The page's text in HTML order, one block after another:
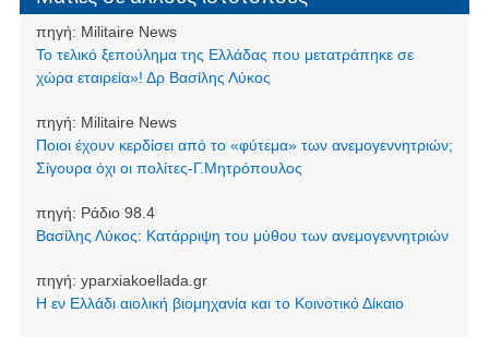
πηγή: Militaire News
Το τελικό ξεπούλημα της Ελλάδας που μετατράπηκε σε
χώρα εταιρεία»! Δρ Βασίλης Λύκος
πηγή: Militaire News
Ποιοι έχουν κερδίσει από το «φύτεμα» των ανεμογεννητριών;
Σίγουρα όχι οι πολίτες-Γ.Μητρόπουλος
πηγή: Ράδιο 98.4
Βασίλης Λύκος: Κατάρριψη του μύθου των ανεμογεννητριών
πηγή: yparxiakoellada.gr
Η εν Ελλάδι αιολική βιομηχανία και το Κοινοτικό Δίκαιο